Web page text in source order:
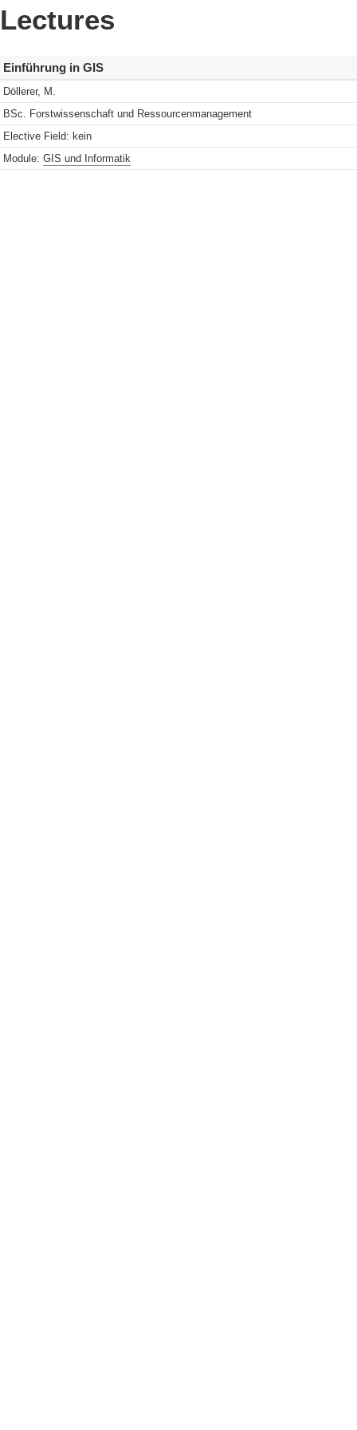
Lectures
Einführung in GIS
Döllerer, M.
BSc. Forstwissenschaft und Ressourcenmanagement
Elective Field: kein
Module: GIS und Informatik